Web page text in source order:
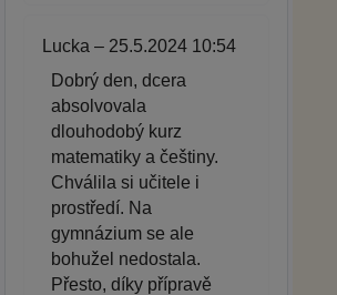
Lucka – 25.5.2024 10:54
Dobrý den, dcera
absolvovala
dlouhodobý kurz
matematiky a češtiny.
Chválila si učitele i
prostředí. Na
gymnázium se ale
bohužel nedostala.
Přesto, díky přípravě